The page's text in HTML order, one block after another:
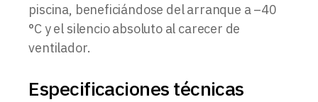
piscina, beneficiándose del arranque a –40
°C y el silencio absoluto al carecer de
ventilador.
Especificaciones técnicas